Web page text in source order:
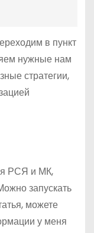
в пункт
нужные нам
стратегии,
РСЯ и МК,
запускать
можете
у меня